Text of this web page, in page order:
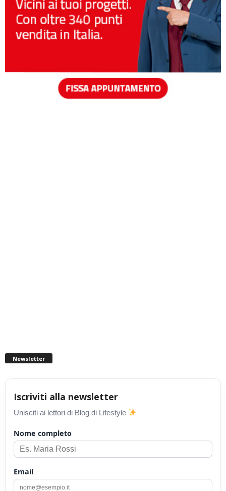
Newsletter
Iscriviti alla newsletter
Unisciti ai lettori di Blog di Lifestyle
Nome completo
Email